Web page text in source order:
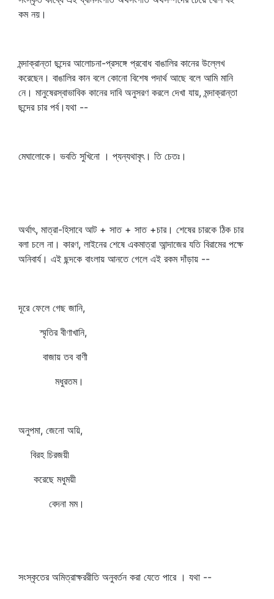
কম নয়।
মন্দাক্রান্তা ছন্দের আলোচনা-প্রসঙ্গে প্রবোধ বাঙালির কানের উল্লেখ
করেছেন। বাঙালির কান বলে কোনো বিশেষ পদার্থ আছে বলে আমি মানি
নে। মানুষেরস্বাভাবিক কানের দাবি অনুসরণ করলে দেখা যায়, মন্দাক্রান্তা
ছন্দের চার পর্ব।যথা --
মেঘালোকে। ভবতি সুখিনো । প্যন্যথাবৃৎ। তি চেতঃ।
অর্থাৎ, মাত্রা-হিসাবে আট + সাত + সাত +চার। শেষের চারকে ঠিক চার
বলা চলে না। কারণ, লাইনের শেষে একমাত্রা আন্দাজের যতি বিরামের পক্ষে
অনিবার্য। এই ছন্দকে বাংলায় আনতে গেলে এই রকম দাঁড়ায় --
দূরে ফেলে গেছ জানি,
স্মৃতির বীণাখানি,
বাজায় তব বাণী
মধুরতম।
অনুপমা, জেনো অয়ি,
বিরহ চিরজয়ী
করেছে মধুময়ী
বেদনা মম।
সংস্কৃতের অমিত্রাক্ষররীতি অনুবর্তন করা যেতে পারে । যথা --